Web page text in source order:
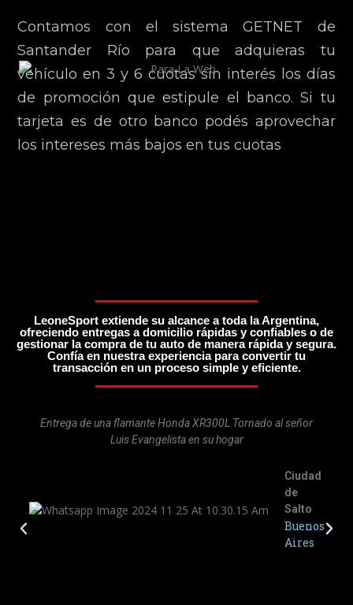
Contamos con el sistema GETNET de
Santander Río para que adquieras tu
vehículo en 3 y 6 cuotas sin interés los días
de promoción que estipule el banco. Si tu
tarjeta es de otro banco podés aprovechar
los intereses más bajos en tus cuotas
LeoneSport extiende su alcance a toda la Argentina,
ofreciendo entregas a domicilio rápidas y confiables o de
gestionar la compra de tu auto de manera rápida y segura.
Confía en nuestra experiencia para convertir tu
transacción en un proceso simple y eficiente.
Entrega de una flamante Honda XR300L Tornado al señor
Luis Evangelista en su hogar
Ciudad
de
Salto
Buenos
Aires